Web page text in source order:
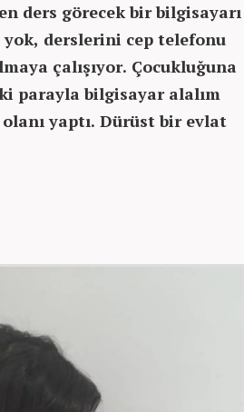
ders görecek bir bilgisayarı
yok, derslerini cep telefonu
çalışıyor. Çocukluğuna
parayla bilgisayar alalım
olanı yaptı. Dürüst bir evlat